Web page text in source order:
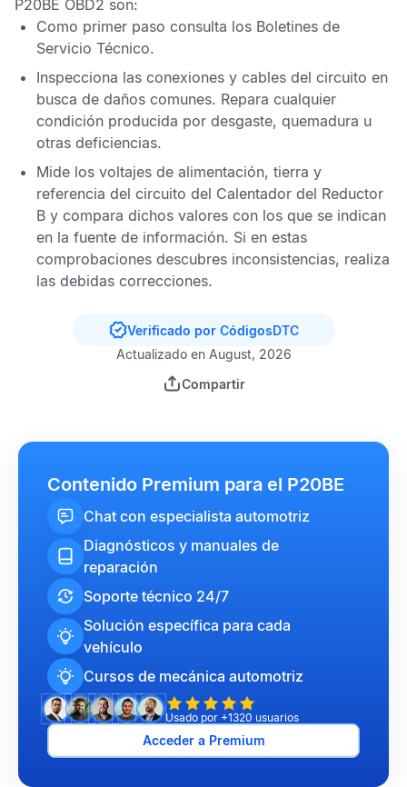
P20BE OBD2 son:
Como primer paso consulta los Boletines de
Servicio Técnico.
Inspecciona las conexiones y cables del circuito en
busca de daños comunes. Repara cualquier
condición producida por desgaste, quemadura u
otras deficiencias.
Mide los voltajes de alimentación, tierra y
referencia del circuito del Calentador del Reductor
B y compara dichos valores con los que se indican
en la fuente de información. Si en estas
comprobaciones descubres inconsistencias, realiza
las debidas correcciones.
Verificado por CódigosDTC
Actualizado en August, 2026
Compartir
Contenido Premium para el P20BE
Chat con especialista automotriz
Diagnósticos y manuales de
reparación
Soporte técnico 24/7
Solución específica para cada
vehículo
Cursos de mecánica automotriz
Usado por +1320 usuarios
Acceder a Premium